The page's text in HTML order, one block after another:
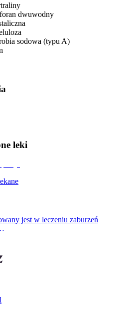
dwuwodny
sodowa (typu A)
leki
jest w leczeniu zaburzeń